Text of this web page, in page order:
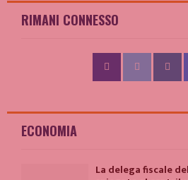
RIMANI CONNESSO
ECONOMIA
La delega fiscale